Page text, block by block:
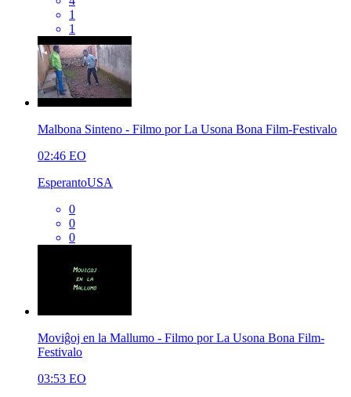
1
1
Malbona Sinteno - Filmo por La Usona Bona Film-Festivalo
02:46 EO
EsperantoUSA
0
0
0
Moviĝoj en la Mallumo - Filmo por La Usona Bona Film-
Festivalo
03:53 EO